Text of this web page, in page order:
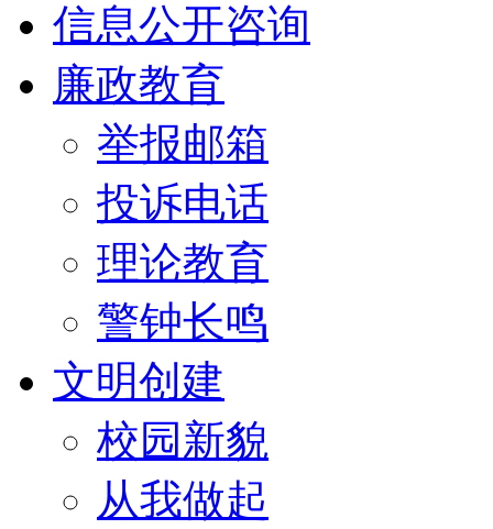
信息公开咨询
廉政教育
举报邮箱
投诉电话
理论教育
警钟长鸣
文明创建
校园新貌
从我做起